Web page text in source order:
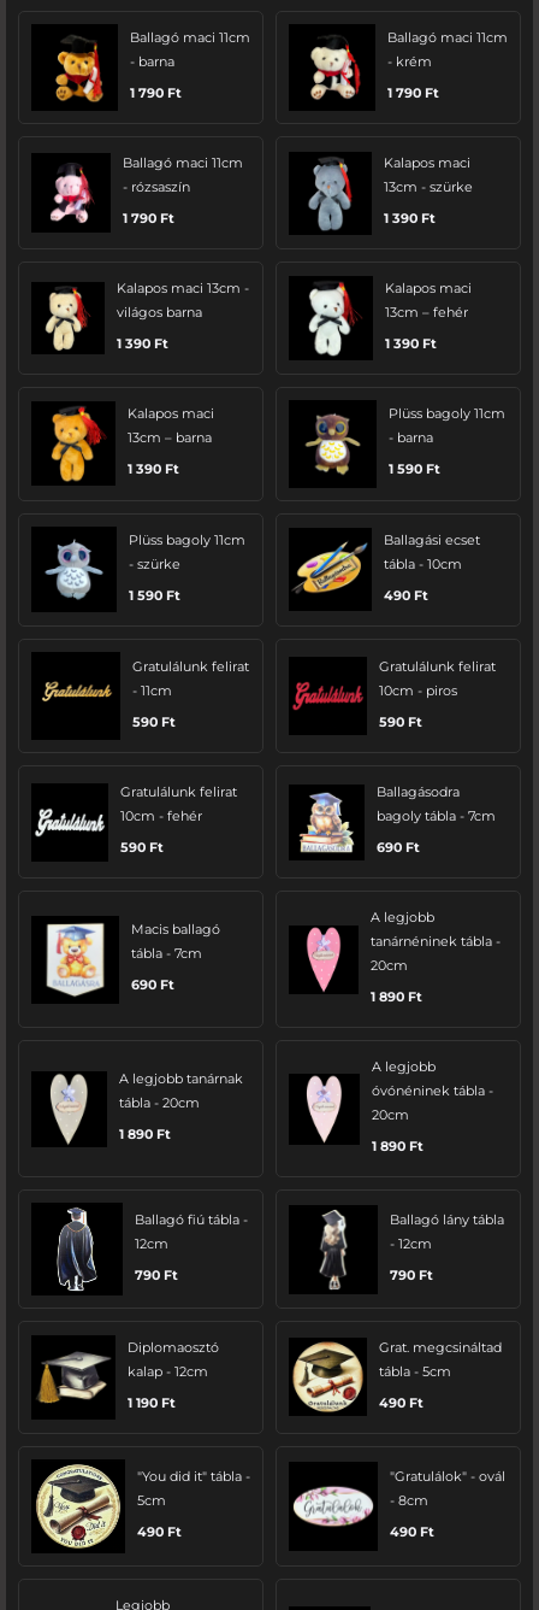
Ballagó maci 11cm
- barna
1 790 Ft
Ballagó maci 11cm
- krém
1 790 Ft
Ballagó maci 11cm
- rózsaszín
1 790 Ft
Kalapos maci
13cm - szürke
1 390 Ft
Kalapos maci 13cm -
világos barna
1 390 Ft
Kalapos maci
13cm – fehér
1 390 Ft
Kalapos maci
13cm – barna
1 390 Ft
Plüss bagoly 11cm
- barna
1 590 Ft
Plüss bagoly 11cm
- szürke
1 590 Ft
Ballagási ecset
tábla - 10cm
490 Ft
Gratulálunk felirat
- 11cm
590 Ft
Gratulálunk felirat
10cm - piros
590 Ft
Gratulálunk felirat
10cm - fehér
590 Ft
Ballagásodra
bagoly tábla - 7cm
690 Ft
Macis ballagó
tábla - 7cm
690 Ft
A legjobb
tanárnéninek tábla -
20cm
1 890 Ft
A legjobb tanárnak
tábla - 20cm
1 890 Ft
A legjobb
óvónéninek tábla -
20cm
1 890 Ft
Ballagó fiú tábla -
12cm
790 Ft
Ballagó lány tábla
- 12cm
790 Ft
Diplomaosztó
kalap - 12cm
1 190 Ft
Grat. megcsináltad
tábla - 5cm
490 Ft
"You did it" tábla -
5cm
490 Ft
"Gratulálok" - ovál
- 8cm
490 Ft
Legjobb